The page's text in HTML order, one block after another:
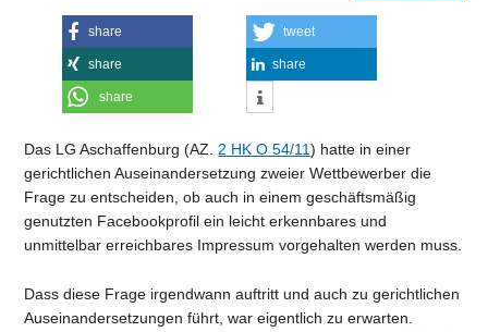
share tweet
share share
share
Das LG Aschaffenburg (AZ.2 HK O 54/11) hatte in einer
gerichtlichen Auseinandersetzung zweier Wettbewerber die
Frage zu entscheiden, ob auch in einem geschäftsmäßig
genutzten Facebookprofil ein leicht erkennbares und
unmittelbar erreichbares Impressum vorgehalten werden muss.
Dass diese Frage irgendwann auftritt und auch zu gerichtlichen
Auseinandersetzungen führt, war eigentlich zu erwarten.